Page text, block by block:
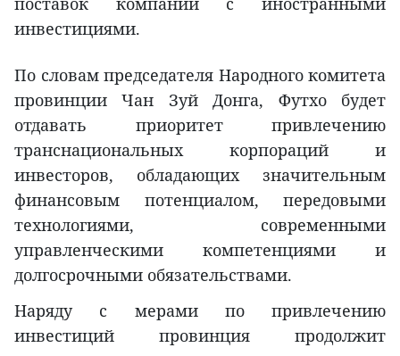
инвестициями.
По словам председателя Народного комитета
провинции Чан Зуй Донга, Футхо будет
отдавать приоритет привлечению
транснациональных корпораций и
инвесторов, обладающих значительным
финансовым потенциалом, передовыми
технологиями, современными
управленческими компетенциями и
долгосрочными обязательствами.
Наряду с мерами по привлечению
инвестиций провинция продолжит